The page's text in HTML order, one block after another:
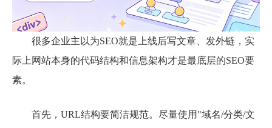
很多企业主以为SEO就是上线后写文章、发外链，实
际上网站本身的代码结构和信息架构才是最底层的SEO要
素。
首先，URL结构要简洁规范。尽量使用"域名/分类/文